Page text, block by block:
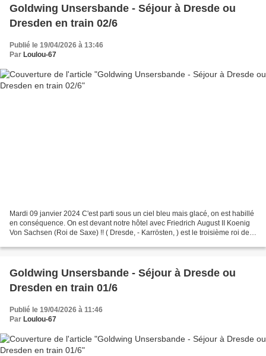
Goldwing Unsersbande - Séjour à Dresde ou
Dresden en train 02/6
Publié le 19/04/2026 à 13:46
Par Loulou-67
Mardi 09 janvier 2024 C'est parti sous un ciel bleu mais glacé, on est habillé
en conséquence. On est devant notre hôtel avec Friedrich August II Koenig
Von Sachsen (Roi de Saxe) !! ( Dresde, - Karrösten, ) est le troisième roi de
Goldwing Unsersbande - Séjour à Dresde ou
Dresden en train 01/6
Publié le 19/04/2026 à 11:46
Par Loulou-67